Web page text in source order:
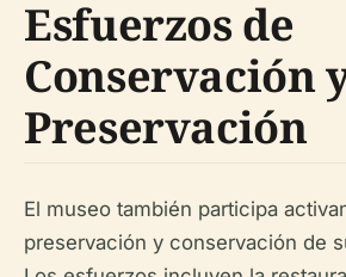
Esfuerzos de
Conservación
Preservación
El museo también participa
preservación y conservación de